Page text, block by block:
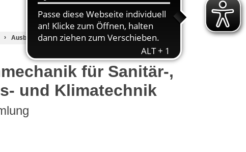
Ausbildungsinhalte Grundlagen SHK
für Sanitär-,
und Klimatechnik